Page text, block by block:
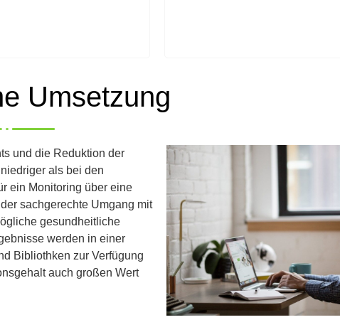
Umsetzung
und die Reduktion der
als bei den
ein Monitoring über eine
sachgerechte Umgang mit
gesundheitliche
werden in einer
Bibliothken zur Verfügung
auch großen Wert